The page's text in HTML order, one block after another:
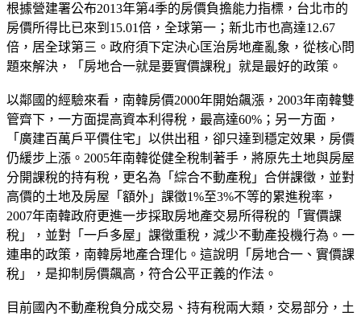
根據營建署公布2013年第4季的房價負擔能力指標，台北市的
房價所得比已來到15.01倍，全球第一；新北市也高達12.67
倍，居全球第三。政府須下定決心匡治房地產亂象，從核心問
題來解決，「房地合一就是要實價課稅」就是最好的政策。
以鄰國的經驗來看，南韓房價2000年開始飆漲，2003年南韓雙
管齊下，一方面提高資本利得稅，最高達60%；另一方面，
「廣建百萬戶平價住宅」以供出租，卻只達到穩定效果，房價
仍緩步上漲。2005年南韓從健全稅制著手，將原先土地與房屋
分開課稅的持有稅，更名為「綜合不動產稅」合併課徵，並對
高價的土地及房屋「額外」課徵1%至3%不等的累進稅率，
2007年南韓政府更進一步採取房地產交易所得稅的「實價課
稅」，並對「一戶多屋」課徵重稅，減少不動產投機行為。一
連串的政策，南韓房地產合理化。這說明「房地合一、實價課
稅」，是抑制房價飆高，符合公平正義的作法。
目前國內不動產稅負分成交易、持有稅兩大類，交易部分，土